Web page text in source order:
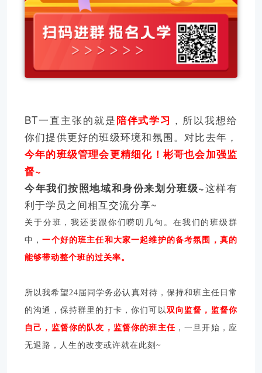
BT一直主张的就是陪伴式学习 ，所以我想给
你们提供更好的班级环境和氛围。对比去年，
今年的班级管理会更精细化！ 彬哥也会加强监
督~
今年我们按照地域和身份来划分班级~这样有
利于学员之间相互交流分享~
关于分班，我还要跟你们唠叨几句。在我们的班级群
中，一个好的班主任和大家一起维护的备考氛围，真的
能够带动整个班的过关率。
所以我希望24届同学务必认真对待，保持和班主任日常
的沟通，保持群里的打卡，你们可以双向监督，监督你
自己，监督你的队友，监督你的班主任，一旦开始，应
无退路，人生的改变或许就在此刻~